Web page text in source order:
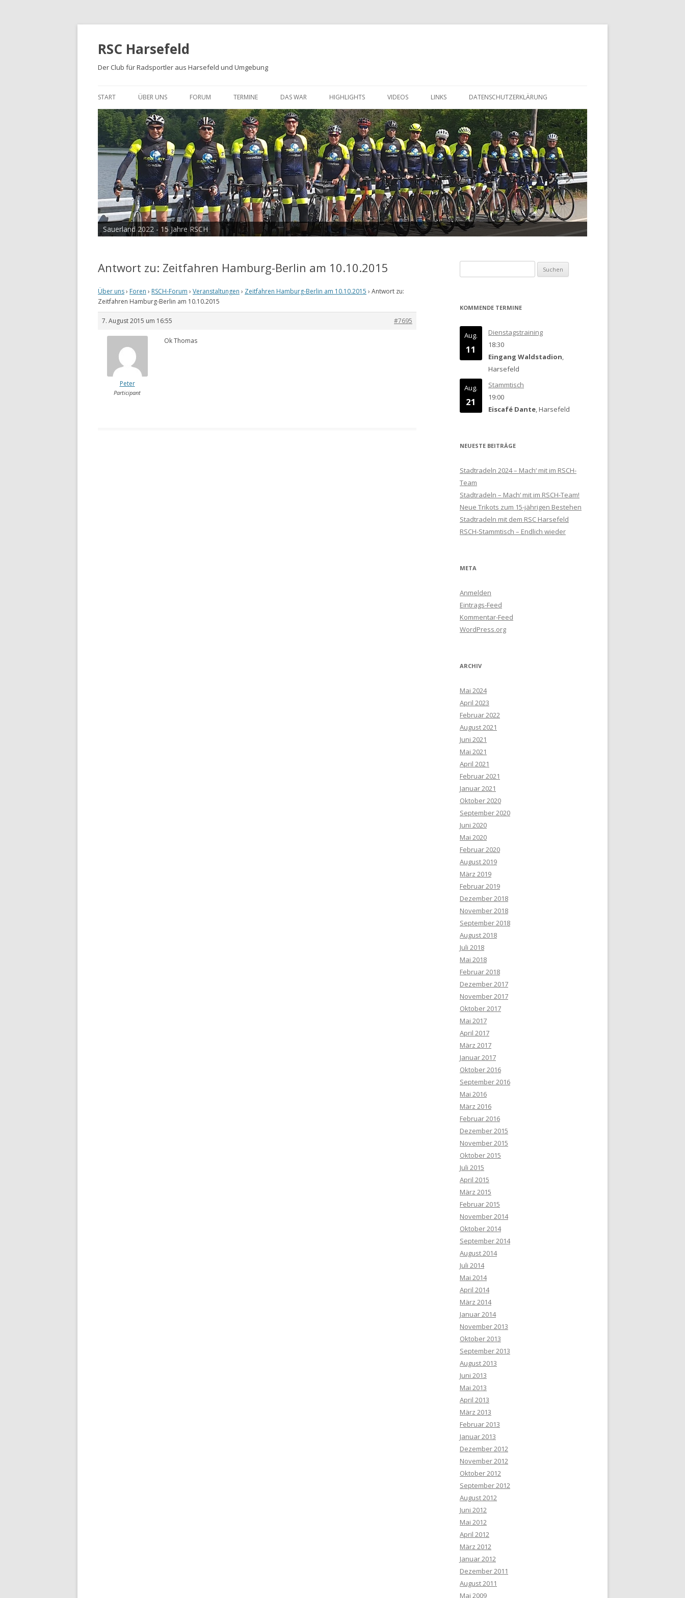
RSC Harsefeld
Der Club für Radsportler aus Harsefeld und Umgebung
Inhalt
START ÜBER UNS
ÜBER UNS
UNSERE STRECKEN
FOTOALBEN
PRESSE
TRIKOTS
IMPRESSUM
FORUM TERMINE DAS WAR HIGHLIGHTS VIDEOS LINKS DATENSCHUTZERKLÄRUNG
Sauerland 2022 - 15 Jahre RSCH
Antwort zu: Zeitfahren Hamburg-Berlin am 10.10.2015
Über uns› Foren › RSCH-Forum › Veranstaltungen › Zeitfahren Hamburg-Berlin am 10.10.2015 › Antwort zu:
Zeitfahren Hamburg-Berlin am 10.10.2015
7. August 2015 um 16:55 #7695
Peter
Participant
Ok Thomas
nach:
KOMMENDE TERMINE
Aug.
11
Dienstagstraining
18:30
Eingang Waldstadion,
Harsefeld
Aug.
21
Stammtisch
19:00
Eiscafé Dante, Harsefeld
NEUESTE BEITRÄGE
Stadtradeln 2024 – Mach‘ mit im RSCH-
Team
Stadtradeln – Mach‘ mit im RSCH-Team!
Neue Trikots zum 15-jährigen Bestehen
Stadtradeln mit dem RSC Harsefeld
RSCH-Stammtisch – Endlich wieder
META
Anmelden
Eintrags-Feed
Kommentar-Feed
WordPress.org
ARCHIV
Mai 2024
April 2023
Februar 2022
August 2021
Juni 2021
Mai 2021
April 2021
Februar 2021
Januar 2021
Oktober 2020
September 2020
Juni 2020
Mai 2020
Februar 2020
August 2019
März 2019
Februar 2019
Dezember 2018
November 2018
September 2018
August 2018
Juli 2018
Mai 2018
Februar 2018
Dezember 2017
November 2017
Oktober 2017
Mai 2017
April 2017
März 2017
Januar 2017
Oktober 2016
September 2016
Mai 2016
März 2016
Februar 2016
Dezember 2015
November 2015
Oktober 2015
Juli 2015
April 2015
März 2015
Februar 2015
November 2014
Oktober 2014
September 2014
August 2014
Juli 2014
Mai 2014
April 2014
März 2014
Januar 2014
November 2013
Oktober 2013
September 2013
August 2013
Juni 2013
Mai 2013
April 2013
März 2013
Februar 2013
Januar 2013
Dezember 2012
November 2012
Oktober 2012
September 2012
August 2012
Juni 2012
Mai 2012
April 2012
März 2012
Januar 2012
Dezember 2011
August 2011
Mai 2009